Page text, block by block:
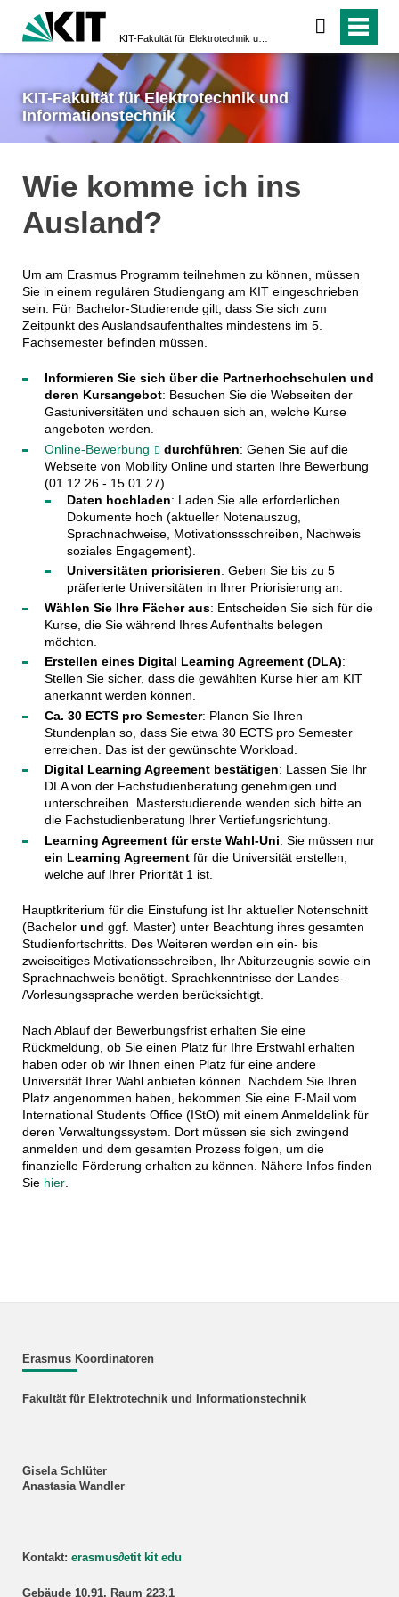
KIT-Fakultät für Elektrotechnik und
Informationstechnik
Wie komme ich ins
Ausland?
Um am Erasmus Programm teilnehmen zu können, müssen
Sie in einem regulären Studiengang am KIT eingeschrieben
sein. Für Bachelor-Studierende gilt, dass Sie sich zum
Zeitpunkt des Auslandsaufenthaltes mindestens im 5.
Fachsemester befinden müssen.
Informieren Sie sich über die Partnerhochschulen und
deren Kursangebot: Besuchen Sie die Webseiten der
Gastuniversitäten und schauen sich an, welche Kurse
angeboten werden.
Online-Bewerbung
durchführen: Gehen Sie auf die
Webseite von Mobility Online und starten Ihre Bewerbung
(01.12.26 - 15.01.27)
Daten hochladen: Laden Sie alle erforderlichen
Dokumente hoch (aktueller Notenauszug,
Sprachnachweise, Motivationssschreiben, Nachweis
soziales Engagement).
Universitäten priorisieren: Geben Sie bis zu 5
präferierte Universitäten in Ihrer Priorisierung an.
Wählen Sie Ihre Fächer aus: Entscheiden Sie sich für die
Kurse, die Sie während Ihres Aufenthalts belegen
möchten.
Erstellen eines Digital Learning Agreement (DLA):
Stellen Sie sicher, dass die gewählten Kurse hier am KIT
anerkannt werden können.
Ca. 30 ECTS pro Semester: Planen Sie Ihren
Stundenplan so, dass Sie etwa 30 ECTS pro Semester
erreichen. Das ist der gewünschte Workload.
Digital Learning Agreement bestätigen: Lassen Sie Ihr
DLA von der Fachstudienberatung genehmigen und
unterschreiben. Masterstudierende wenden sich bitte an
die Fachstudienberatung Ihrer Vertiefungsrichtung.
Learning Agreement für erste Wahl-Uni: Sie müssen nur
ein Learning Agreementfür die Universität erstellen,
welche auf Ihrer Priorität 1 ist.
Hauptkriterium für die Einstufung ist Ihr aktueller Notenschnitt
(Bachelor und ggf. Master) unter Beachtung ihres gesamten
Studienfortschritts. Des Weiteren werden ein ein- bis
zweiseitiges Motivationsschreiben, Ihr Abiturzeugnis sowie ein
Sprachnachweis benötigt. Sprachkenntnisse der Landes-
/Vorlesungssprache werden berücksichtigt.
Nach Ablauf der Bewerbungsfrist erhalten Sie eine
Rückmeldung, ob Sie einen Platz für Ihre Erstwahl erhalten
haben oder ob wir Ihnen einen Platz für eine andere
Universität Ihrer Wahl anbieten können. Nachdem Sie Ihren
Platz angenommen haben, bekommen Sie eine E-Mail vom
International Students Office (IStO) mit einem Anmeldelink für
deren Verwaltungssystem. Dort müssen sie sich zwingend
anmelden und dem gesamten Prozess folgen, um die
finanzielle Förderung erhalten zu können. Nähere Infos finden
Sie hier.
Erasmus Koordinatoren
Fakultät für Elektrotechnik und Informationstechnik
Gisela Schlüter
Anastasia Wandler
Kontakt: erasmus∂etit kit edu
Gebäude 10.91, Raum 223.1